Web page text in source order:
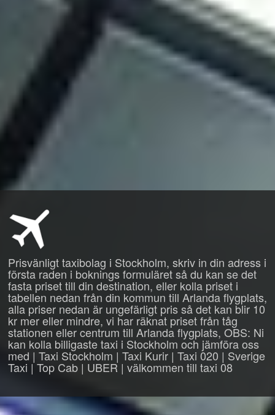
Prisvänligt taxibolag i Stockholm, skriv in din adress i
första raden i boknings formuläret så du kan se det
fasta priset till din destination, eller kolla priset i
tabellen nedan från din kommun till Arlanda flygplats,
alla priser nedan är ungefärligt pris så det kan blir 10
kr mer eller mindre, vi har räknat priset från tåg
stationen eller centrum till Arlanda flygplats, OBS: Ni
kan kolla billigaste taxi i Stockholm och jämföra oss
med | Taxi Stockholm | Taxi Kurir | Taxi 020 | Sverige
Taxi | Top Cab | UBER | välkommen till taxi 08